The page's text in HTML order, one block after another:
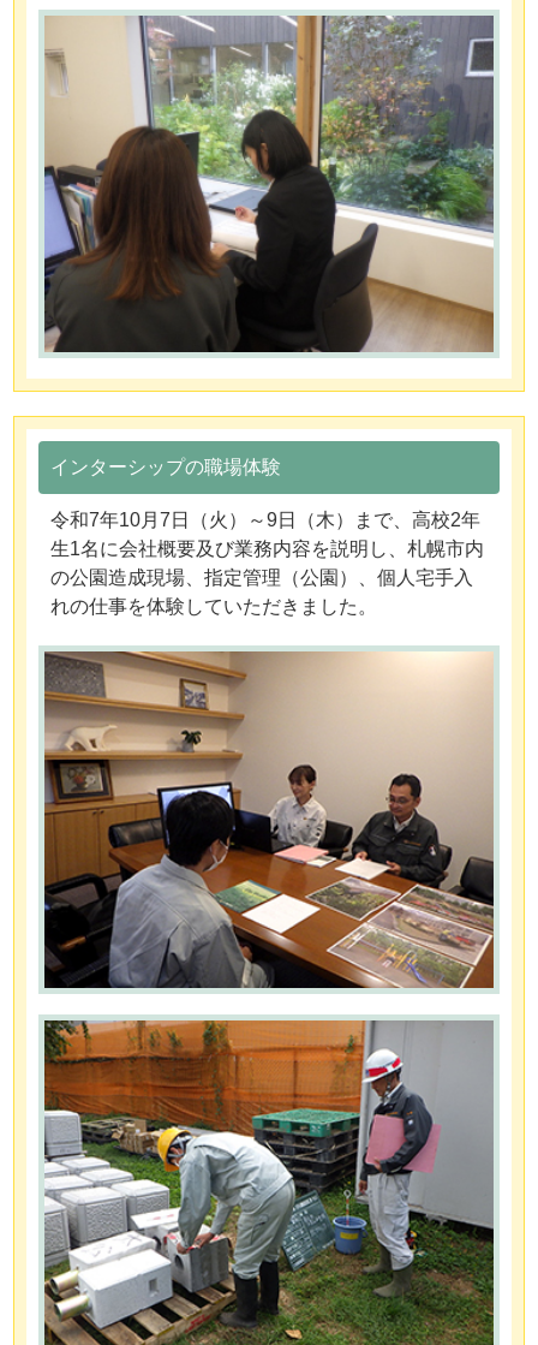
インターシップの職場体験
令和7年10月7日（火）～9日（木）まで、高校2年
生1名に会社概要及び業務内容を説明し、札幌市内
の公園造成現場、指定管理（公園）、個人宅手入
れの仕事を体験していただきました。